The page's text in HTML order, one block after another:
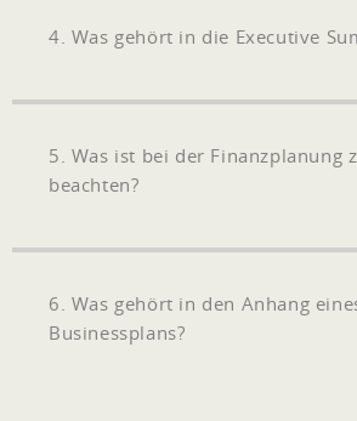
4. Was gehört in die Executive
5. Was ist bei der Finanzplanung
beachten?
6. Was gehört in den Anhang
Businessplans?